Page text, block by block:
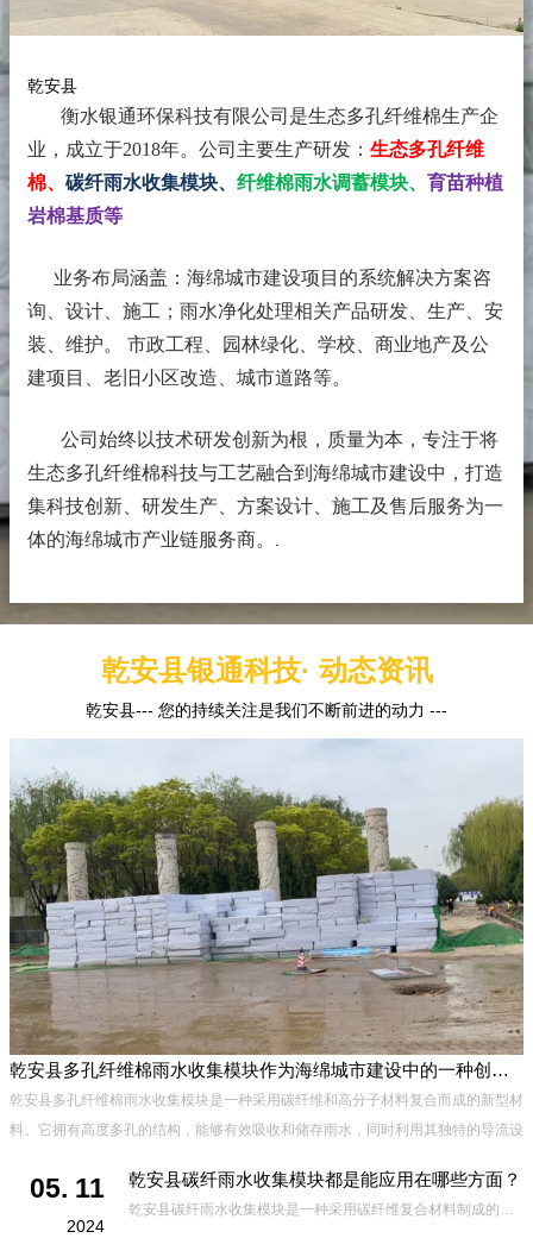
乾安县
衡水银通环保科技有限公司是生态多孔纤维棉生产企
业，成立于2018年。 公司主要生产研发： 生态多孔纤维
棉、 碳纤雨水收集模块、 纤维棉雨水调蓄模块、 育苗种植
岩棉基质等
业务布局涵盖：海绵城市建设项目的系统解决方案咨
询、设计、施工；雨水净化处理相关产品研发、生产、安
装、维护。 市政工程、园林绿化、学校、商业地产及公
建项目、老旧小区改造、城市道路等。
公司始终以技术研发创新为根，质量为本，专注于将
生态多孔纤维棉科技与工艺融合到海绵城市建设中，打造
集科技创新、研发生产、方案设计、施工及售后服务为一
体的海绵城市产业链服务商。
乾安县银通科技· 动态资讯
乾安县--- 您的持续关注是我们不断前进的动力 ---
乾安县多孔纤维棉雨水收集模块作为海绵城市建设中的一种创新材料
乾安县多孔纤维棉雨水收集模块是一种采用碳纤维和高分子材料复合而成的新型材
料。它拥有高度多孔的结构，能够有效吸收和储存雨水，同时利用其独特的导流设
05. 11
2024
乾安县碳纤雨水收集模块都是能应用在哪些方面？
乾安县碳纤雨水收集模块是一种采用碳纤维复合材料制成的雨水收集装置，具有*、环保、可持续等诸多优点。这种模块的设计独特，结构轻巧且强度高，耐腐蚀，能够在各种环境条件下稳定运行。其广泛的应用领域不仅体现在城市规